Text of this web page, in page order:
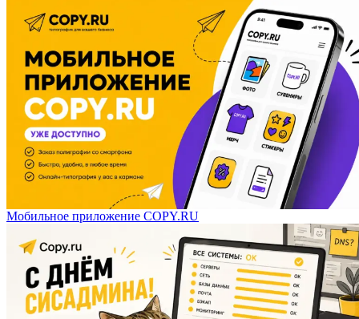
Мобильное приложение COPY.RU